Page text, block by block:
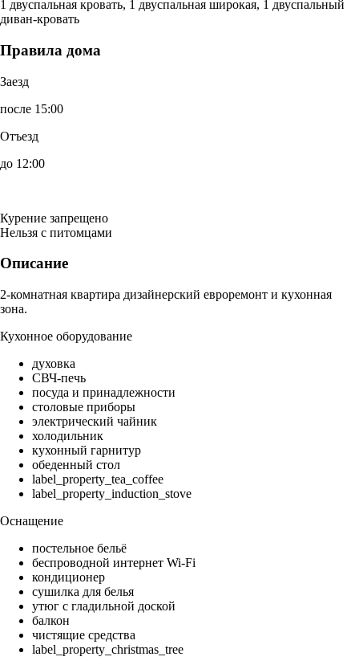
1 двуспальная кровать, 1 двуспальная широкая, 1 двуспальный
диван-кровать
Правила дома
Заезд
после 15:00
Отъезд
до 12:00
Курение запрещено
Нельзя с питомцами
Описание
2-комнатная квартира дизайнерский евроремонт и кухонная
зона.
Кухонное оборудование
духовка
СВЧ-печь
посуда и принадлежности
столовые приборы
электрический чайник
холодильник
кухонный гарнитур
обеденный стол
label_property_tea_coffee
label_property_induction_stove
Оснащение
постельное бельё
беспроводной интернет Wi-Fi
кондиционер
сушилка для белья
утюг с гладильной доской
балкон
чистящие средства
label_property_christmas_tree